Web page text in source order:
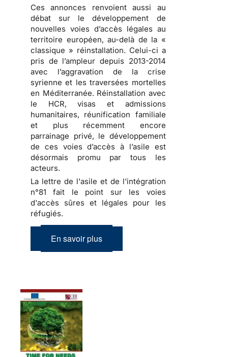
Ces annonces renvoient aussi au
débat sur le développement de
nouvelles voies d’accès légales au
territoire européen, au-delà de la «
classique » réinstallation. Celui-ci a
pris de l’ampleur depuis 2013-2014
avec l’aggravation de la crise
syrienne et les traversées mortelles
en Méditerranée. Réinstallation avec
le HCR, visas et admissions
humanitaires, réunification familiale
et plus récemment encore
parrainage privé, le développement
de ces voies d’accès à l’asile est
désormais promu par tous les
acteurs.
La lettre de l'asile et de l'intégration
n°81 fait le point sur les voies
d'accès sûres et légales pour les
réfugiés.
En savoir plus